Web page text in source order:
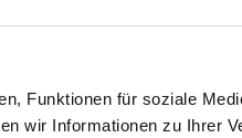
Funktionen für soziale
wir Informationen zu Ihrer